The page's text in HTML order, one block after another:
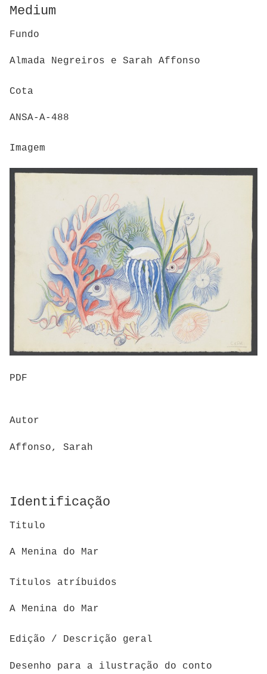
Medium
Fundo
Almada Negreiros e Sarah Affonso
Cota
ANSA-A-488
Imagem
PDF
Autor
Affonso, Sarah
Identificação
Titulo
A Menina do Mar
Titulos atríbuidos
A Menina do Mar
Edição / Descrição geral
Desenho para a ilustração do conto